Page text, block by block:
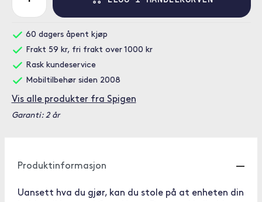
60 dagers åpent kjøp
Frakt 59 kr, fri frakt over 1000 kr
Rask kundeservice
Mobiltilbehør siden 2008
Vis alle produkter fra Spigen
Garanti: 2 år
Produktinformasjon
Uansett hva du gjør, kan du stole på at enheten din